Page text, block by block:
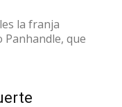
la franja
Panhandle, que